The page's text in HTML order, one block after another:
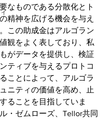
なものである分散化とト
精神を広げる機会を与え
この助成金はアルゴラン
観をよく表しており、私
がデータを提供し、検証
ティブを与えるプロトコ
ことによって、アルゴラ
ニティの価値を高め、止
ることを目指していま
・ゼムローズ、Tellor共同